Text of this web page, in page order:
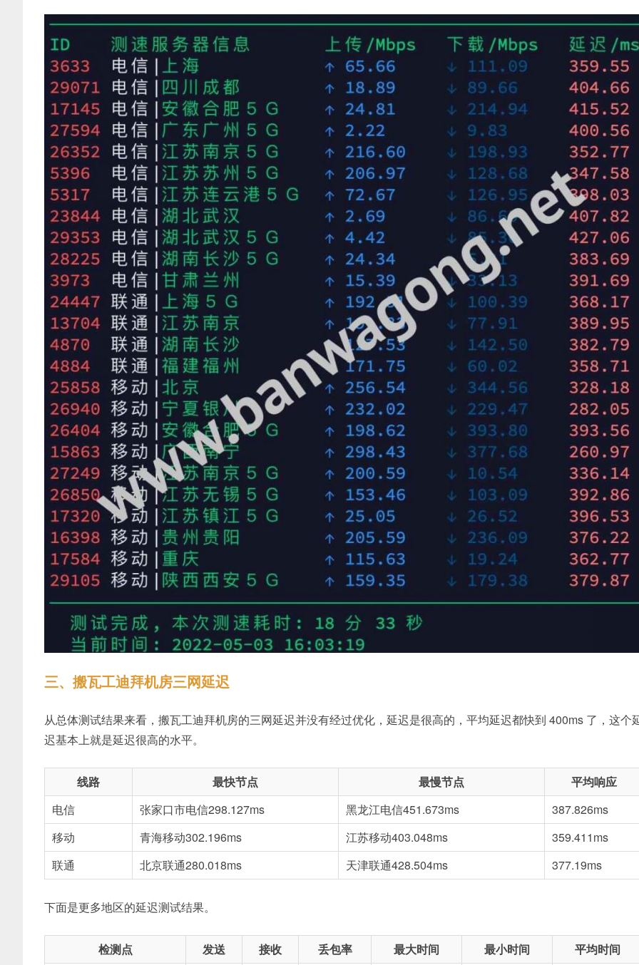
三、搬瓦工迪拜机房三网延迟
从总体测试结果来看，搬瓦工迪拜机房的三网延迟并没有经过优化，延迟是很高的，平均延迟都快到 400ms 了，这个
迟基本上就是延迟很高的水平。
线路 最快节点 最慢节点
平均响应
电信
张家口市电信298.127ms 黑龙江电信451.673ms
387.826ms
移动
青海移动302.196ms 江苏移动403.048ms
359.411ms
联通
北京联通280.018ms 天津联通428.504ms 377.19ms
下面是更多地区的延迟测试结果。
检测点 发送 接收 丢包率 最大时间 最小时间 平均时间